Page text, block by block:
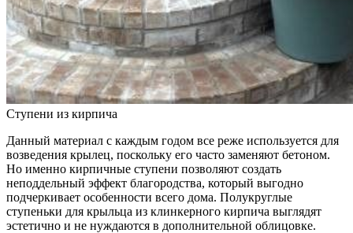
Ступени из кирпича
Данный материал с каждым годом все реже используется для
возведения крылец, поскольку его часто заменяют бетоном.
Но именно кирпичные ступени позволяют создать
неподдельный эффект благородства, который выгодно
подчеркивает особенности всего дома. Полукруглые
ступеньки для крыльца из клинкерного кирпича выглядят
эстетично и не нуждаются в дополнительной облицовке.